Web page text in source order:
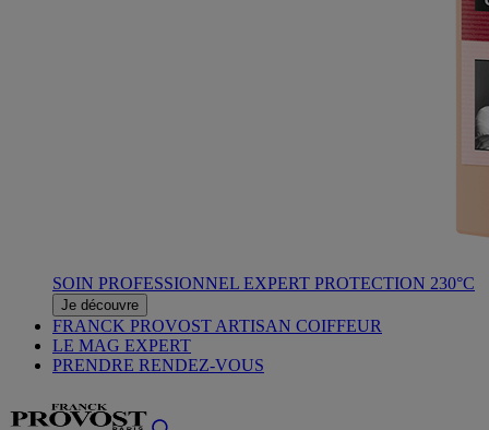
SOIN PROFESSIONNEL EXPERT PROTECTION 230°C
Je découvre
FRANCK PROVOST ARTISAN COIFFEUR
LE MAG EXPERT
PRENDRE RENDEZ-VOUS